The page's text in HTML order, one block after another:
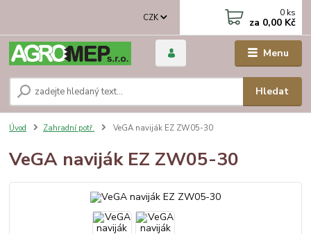
Menu
CZK
Hledat
0 ks
za 0,00 Kč
Úvod Zahradní potř. VeGA naviják EZ ZW05-30
VeGA naviják EZ ZW05-30